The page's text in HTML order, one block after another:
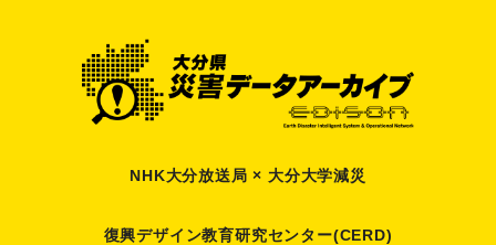
NHK大分放送局 × 大分大学減災
復興デザイン教育研究センター(CERD)